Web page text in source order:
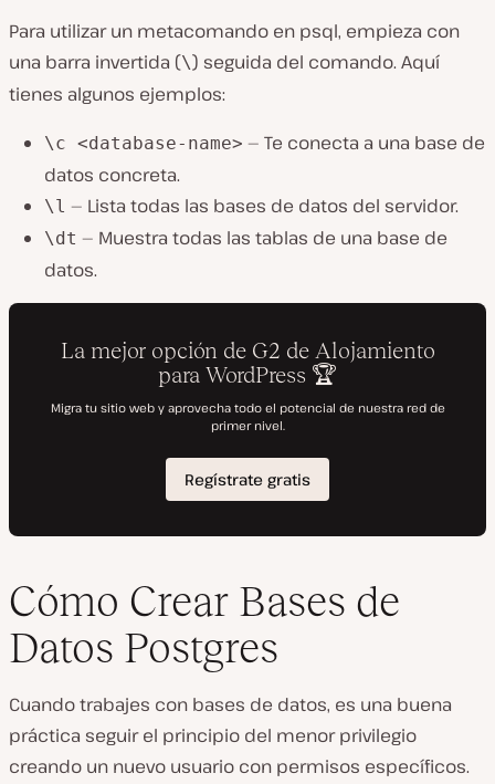
Para utilizar un metacomando en psql, empieza con
una barra invertida (\) seguida del comando. Aquí
tienes algunos ejemplos:
\c <database-name> — Te conecta a una base de
datos concreta.
\l — Lista todas las bases de datos del servidor.
\dt — Muestra todas las tablas de una base de
datos.
Cómo Crear Bases de
Datos Postgres
Cuando trabajes con bases de datos, es una buena
práctica seguir el principio del menor privilegio
creando un nuevo usuario con permisos específicos.